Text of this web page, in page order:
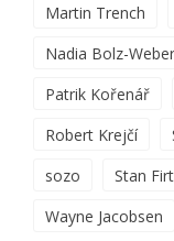
Martin Trench
Nadia Bolz-Weber
Patrik Kořenář
Robert Krejčí
sozo
Stan
Wayne Jacobsen